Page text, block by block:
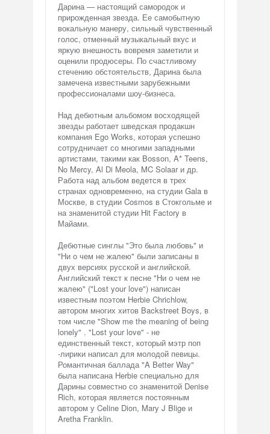
Дарина — настоящий самородок и
прирожденная звезда. Ее самобытную
вокальную манеру, сильный чувственный
голос, отменный музыкальный вкус и
яркую внешность вовремя заметили и
оценили продюсеры. По счастливому
стечению обстоятельств, Дарина была
замечена известными зарубежными
профессионалами шоу-бизнеса.
Над дебютным альбомом восходящей
звезды работает шведская продакшн
компания Ego Works, которая успешно
сотрудничает со многими западными
артистами, такими как Bosson, A* Teens,
No Mercy, Al Di Meola, MC Solaar и др.
Работа над альбом ведется в трех
странах одновременно, на студии Gala в
Москве, в студии Cosmos в Стокгольме и
на знаменитой студии Hit Factory в
Майами.
Дебютные синглы "Это была любовь" и
"Ни о чем не жалею" были записаны в
двух версиях русской и английской.
Английский текст к песне "Ни о чем не
жалею" ("Lost your love") написан
известным поэтом Herbie Chrichlow,
автором многих хитов Backstreet Boys, в
том числе "Show me the meaning of being
lonely" . "Lost your love" - не
единственный текст, который мэтр поп
-лирики написал для молодой певицы.
Романтичная баллада "A Better Way"
была написана Herbie специально для
Дарины совместно со знаменитой Denise
Rich, которая является постоянным
автором у Celine Dion, Mary J Blige и
Aretha Franklin.